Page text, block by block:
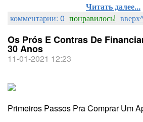
Читать далее...
комментарии: 0 понравилось! вверх^
Os Prós E Contras De
30 Anos
11-01-2021 12:23
Primeiros Passos Pra Comprar Um